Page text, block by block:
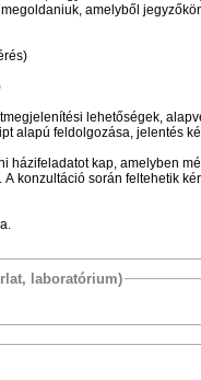
amelyből
lehetőségek,
alapú feldolgozása, jelentés
házifeladatot kap, amelyben
konzultáció során feltehetik
laboratórium)